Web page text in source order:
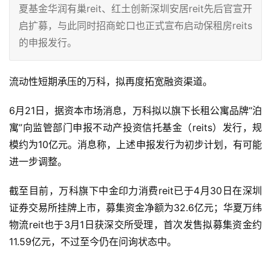
夏基金华润有巢reit、红土创新深圳安居reit先后官宣开
启扩募，与此同时招商蛇口也正式宣布启动保租房reits
的申报发行。
流动性短期承压的万科，拟再度拓宽融资渠道。
6月21日，据资本市场消息，万科拟以旗下长租公寓品牌“泊
寓”向监管部门申报不动产投资信托基金（reits）发行，规
模约为10亿元。消息称，上述申报发行为初步计划，有可能
进一步调整。
截至目前，万科旗下中金印力消费reit已于4月30日在深圳
证券交易所挂牌上市，募集资金净额为32.6亿元；华夏万纬
物流reit也于3月1日获深交所受理，首次发售拟募集资金约
11.59亿元，不过至今仍在问询状态中。